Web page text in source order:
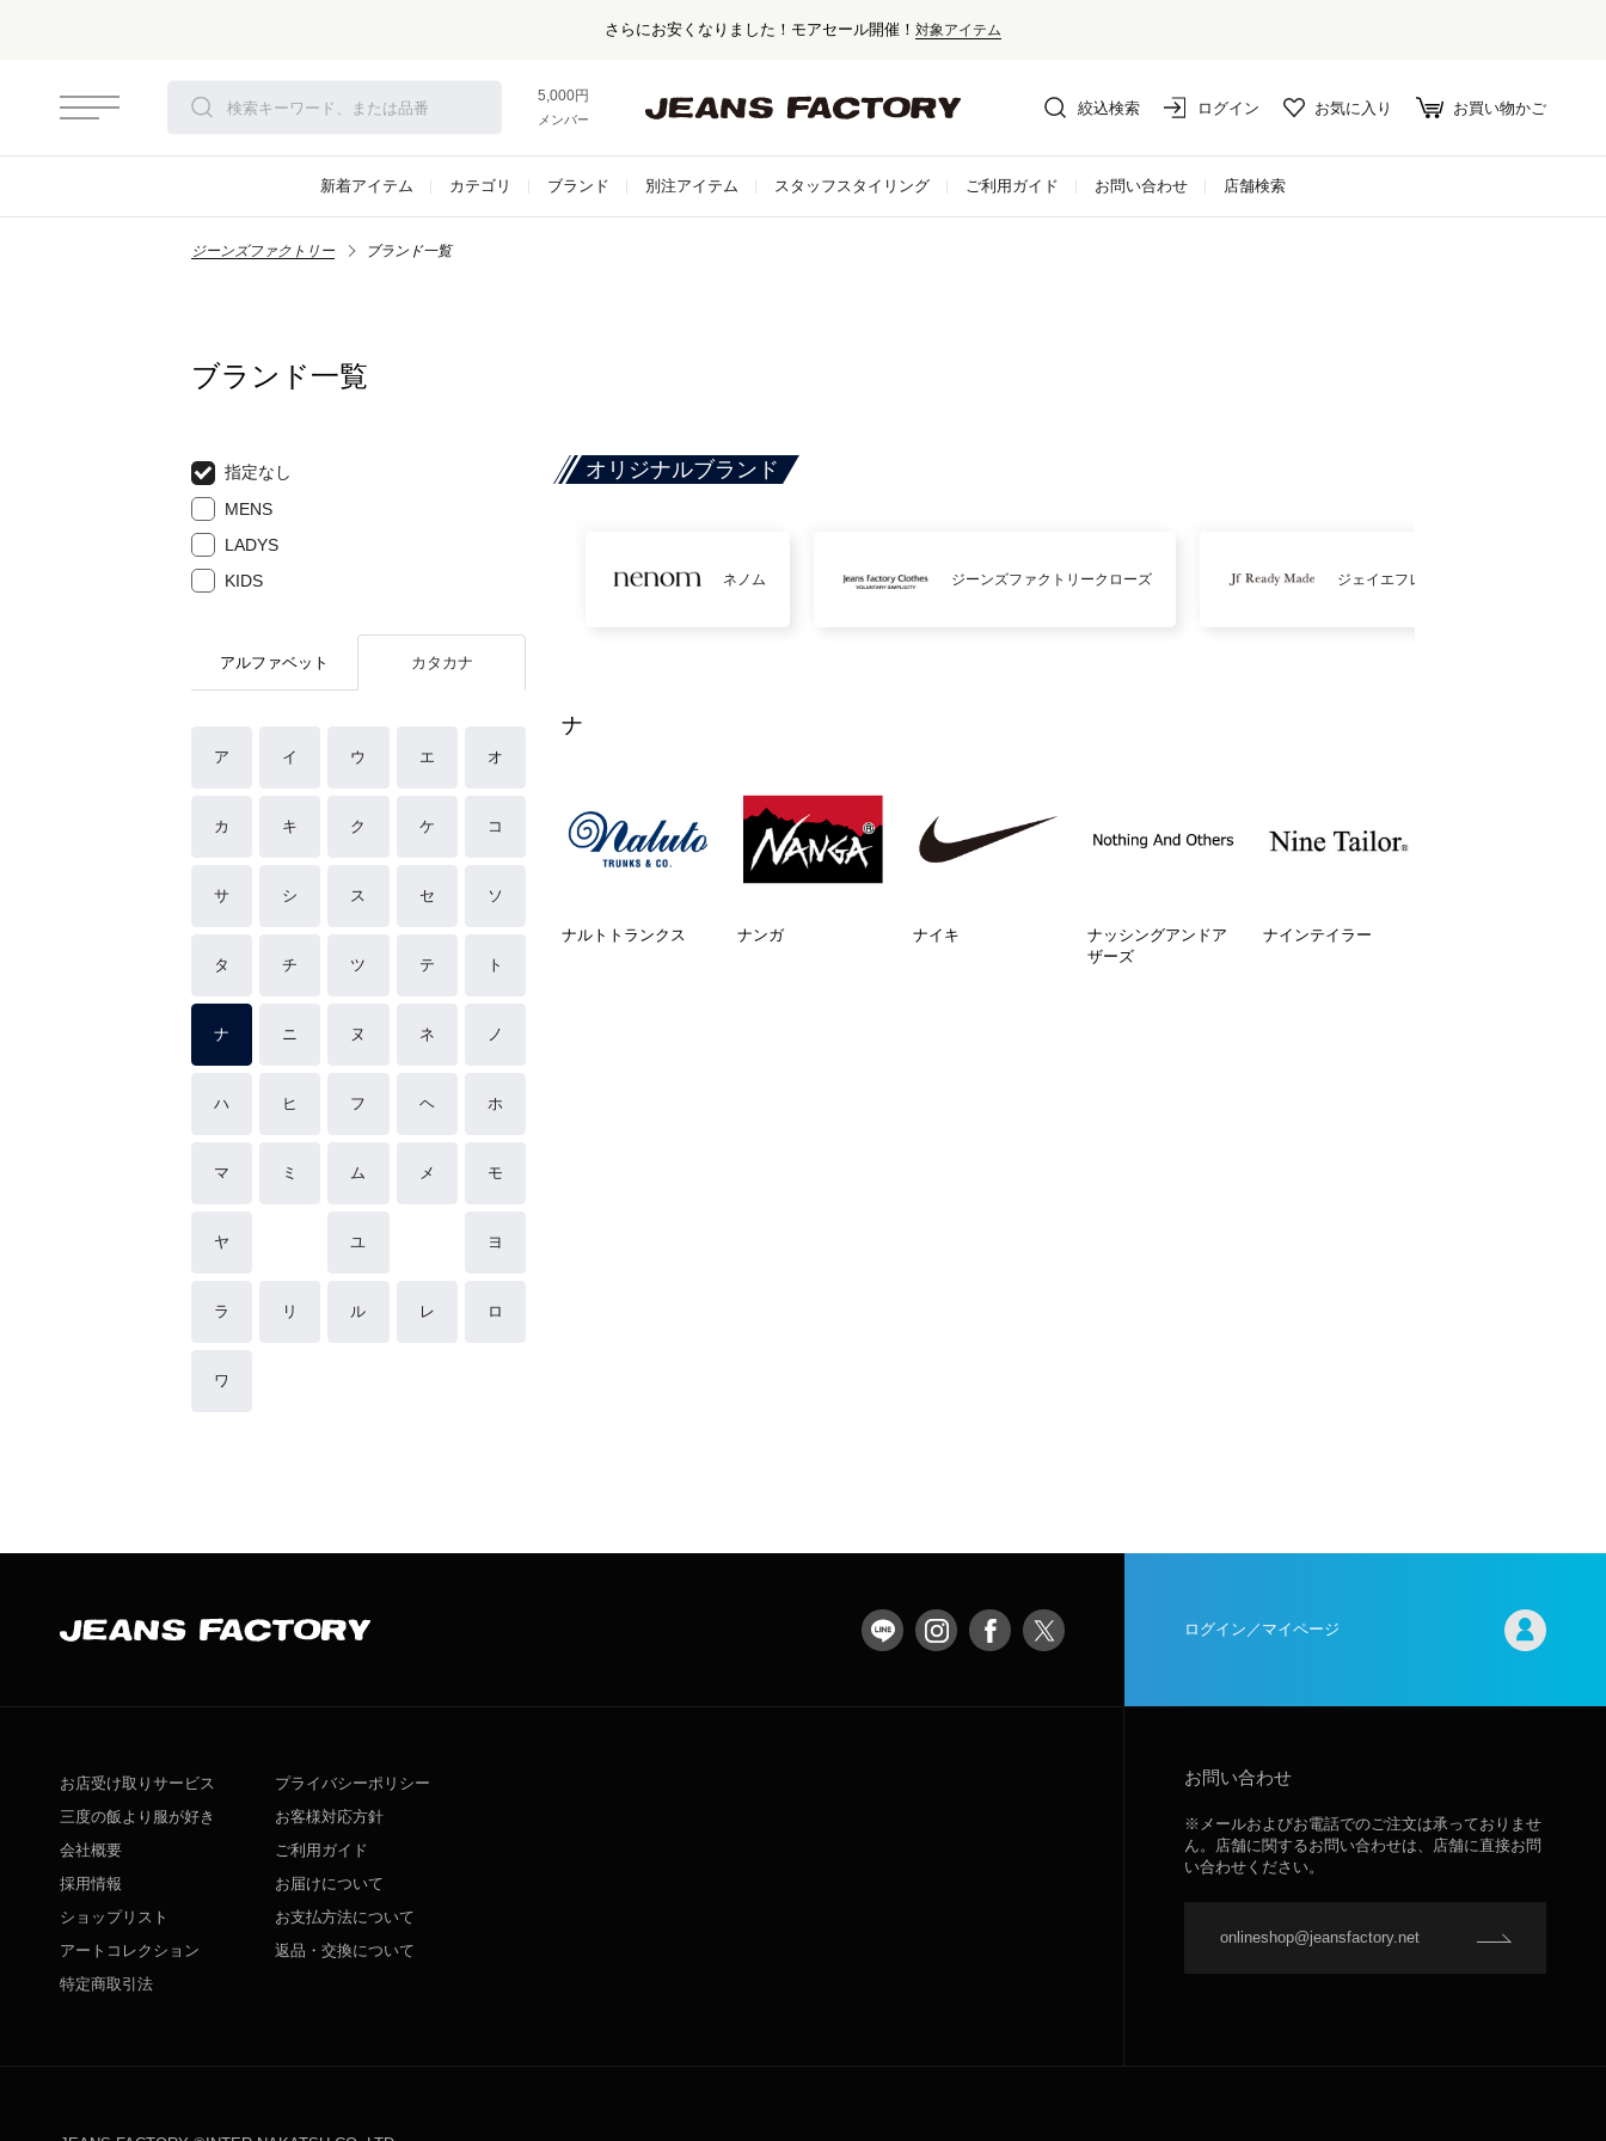
さらにお安くなりました！モアセール開催！ 対象アイテム
5,000円以上お買い上げで送料無料！
メンバー登録でお得な情報をゲット。さらに詳しく
絞込検索 ログイン お気に入り お買い物かご
新着アイテム カテゴリ ブランド 別注アイテム スタッフスタイリング ご利用ガイド お問い合わせ 店舗検索
ジーンズファクトリー ブランド一覧
ブランド一覧
指定なし
MENS
LADYS
KIDS
アルファベット カタカナ
ア イ ウ エ オ
カ キ ク ケ コ
サ シ ス セ ソ
タ チ ツ テ ト
ナ ニ ヌ ネ ノ
ハ ヒ フ ヘ ホ
マ ミ ム メ モ
ヤ ユ ヨ
ラ リ ル レ ロ
ワ
オリジナルブランド
ネノム ジーンズファクトリークローズ ジェイエフレディメイド
ナ
ナルトトランクス ナンガ ナイキ
ナッシングアンドア
ザーズ
ナインテイラー
ログイン／マイページ
お店受け取りサービス
三度の飯より服が好き
会社概要
採用情報
ショップリスト
アートコレクション
特定商取引法
プライバシーポリシー
お客様対応方針
ご利用ガイド
お届けについて
お支払方法について
返品・交換について
お問い合わせ
※メールおよびお電話でのご注文は承っておりませ
ん。店舗に関するお問い合わせは、店舗に直接お問
い合わせください。
onlineshop@jeansfactory.net